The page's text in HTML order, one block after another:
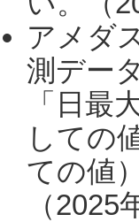
アメダ
測デー
「日最
しての
ての値
（2025